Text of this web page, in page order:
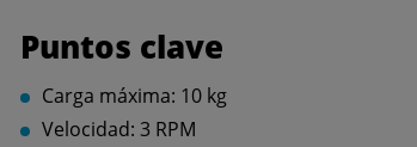
Puntos clave
Carga máxima: 10 kg
Velocidad: 3 RPM